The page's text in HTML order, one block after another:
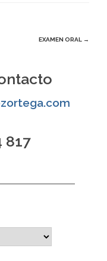
EXAMEN ORAL →
817